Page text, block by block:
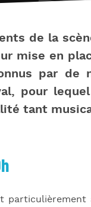
Vidéos
de la
mise en
par de
pour
tant